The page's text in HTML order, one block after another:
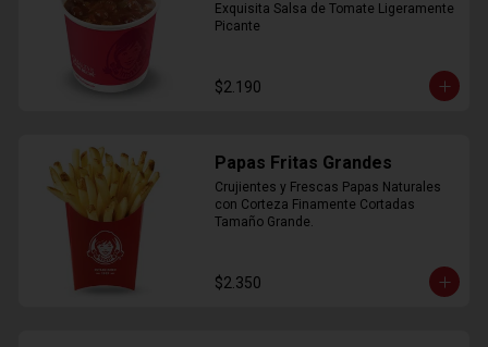
Exquisita Salsa de Tomate Ligeramente
Picante
$2.190
Papas Fritas Grandes
Crujientes y Frescas Papas Naturales
con Corteza Finamente Cortadas
Tamaño Grande.
$2.350